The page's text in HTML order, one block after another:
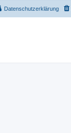
Datenschutzerklärung